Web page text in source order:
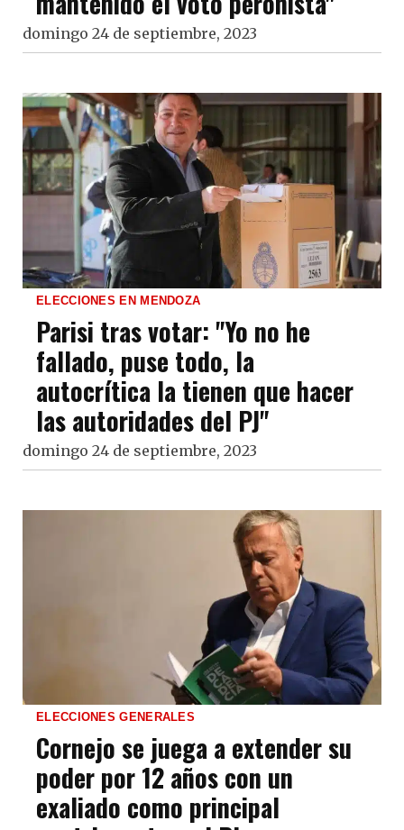
domingo 24 de septiembre, 2023
ELECCIONES EN MENDOZA
Parisi tras votar: "Yo no he
fallado, puse todo, la
autocrítica la tienen que hacer
las autoridades del PJ"
domingo 24 de septiembre, 2023
ELECCIONES GENERALES
Cornejo se juega a extender su
poder por 12 años con un
exaliado como principal